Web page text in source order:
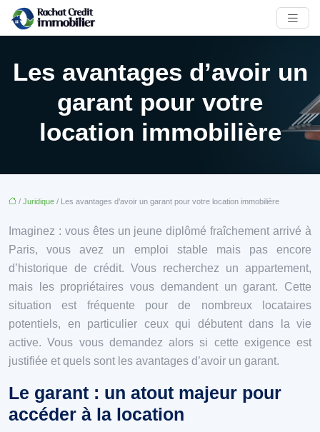
Les avantages d’avoir un
garant pour votre
location immobilière
/ Juridique / Les avantages d’avoir un garant pour votre location immobilière
Imaginez : vous êtes un jeune diplômé fraîchement arrivé à
Paris, vous avez un emploi stable mais pas encore
d’historique de crédit. Vous recherchez un appartement,
mais les propriétaires vous demandent un garant. Cette
situation est fréquente pour de nombreux locataires
potentiels, en particulier ceux qui débutent dans la vie
active. Vous vous demandez alors si cette exigence est
justifiée et quels sont les avantages d’avoir un garant.
Le garant : un atout majeur pour
accéder à la location